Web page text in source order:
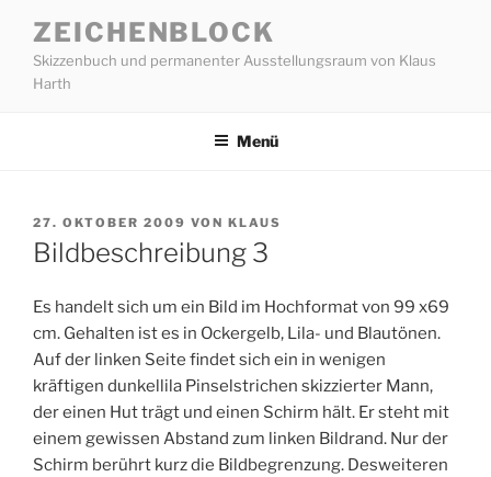
Inhalt
springen
ZEICHENBLOCK
Skizzenbuch und permanenter Ausstellungsraum von Klaus
Harth
Menü
VERÖFFENTLICHT
AM
27. OKTOBER 2009 VON KLAUS
Bildbeschreibung 3
Es handelt sich um ein Bild im Hochformat von 99 x69
cm. Gehalten ist es in Ockergelb, Lila- und Blautönen.
Auf der linken Seite findet sich ein in wenigen
kräftigen dunkellila Pinselstrichen skizzierter Mann,
der einen Hut trägt und einen Schirm hält. Er steht mit
einem gewissen Abstand zum linken Bildrand. Nur der
Schirm berührt kurz die Bildbegrenzung. Desweiteren